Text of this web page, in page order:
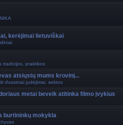
kerėjimai lietuviškai
tradicijos, praktikos
atsiųstų mums krovinį...
dvasiniai judėjimai, sektos
metai beveik atitinka filmo įvykius
burtininkų mokykla